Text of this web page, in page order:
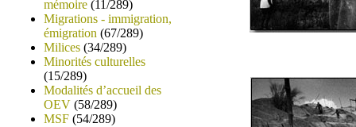
mémoire (11/289)
Migrations - immigration,
émigration (67/289)
Milices (34/289)
Minorités culturelles
(15/289)
Modalités d’accueil des
OEV (58/289)
MSF (54/289)